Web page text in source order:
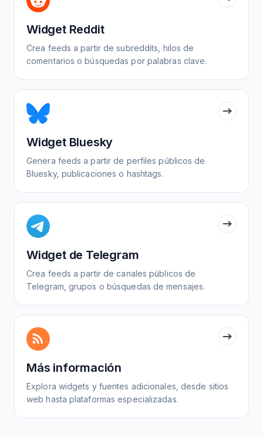
Widget Reddit
Crea feeds a partir de subreddits, hilos de
comentarios o búsquedas por palabras clave.
Widget Bluesky
Genera feeds a partir de perfiles públicos de
Bluesky, publicaciones o hashtags.
Widget de Telegram
Crea feeds a partir de canales públicos de
Telegram, grupos o búsquedas de mensajes.
Más información
Explora widgets y fuentes adicionales, desde sitios
web hasta plataformas especializadas.